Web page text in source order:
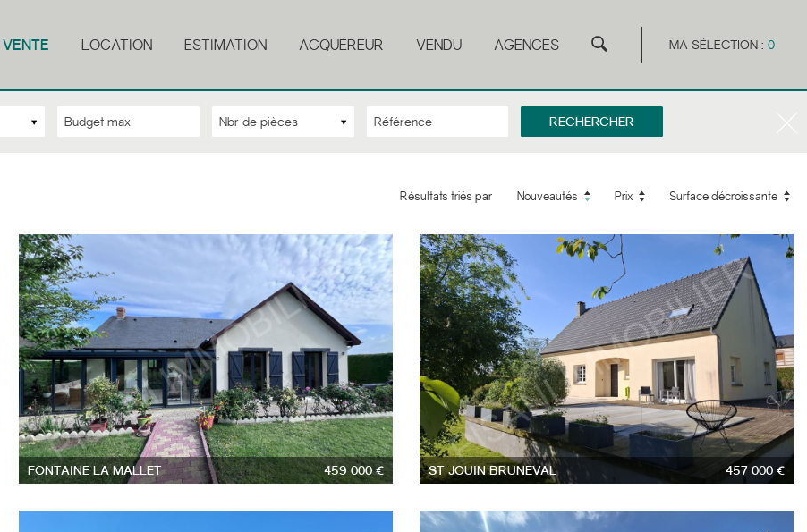
VENTE LOCATION ESTIMATION ACQUÉREUR VENDU AGENCES MA SÉLECTION : 0
Nbr de pièces
Résultats triés par Nouveautés Prix Surface décroissante
FONTAINE LA MALLET 459 000 €
6
ST JOUIN BRUNEVAL 457 000 €
5